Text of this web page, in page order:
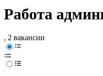
Работа
, 2 вакансии